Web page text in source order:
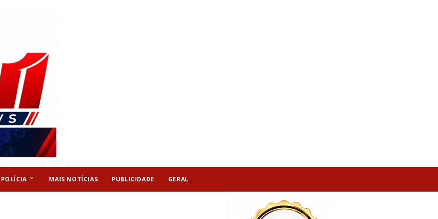
POLÍCIA keyboard_arrow_down MAIS NOTÍCIAS PUBLICIDADE GERAL